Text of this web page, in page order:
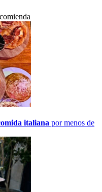
italiana por menos de